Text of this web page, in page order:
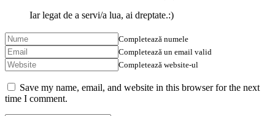
Iar legat de a servi/a lua, ai dreptate.:)
Completează numele
Completează un email valid
Completează website-ul
Save my name, email, and website in this browser for the next
time I comment.